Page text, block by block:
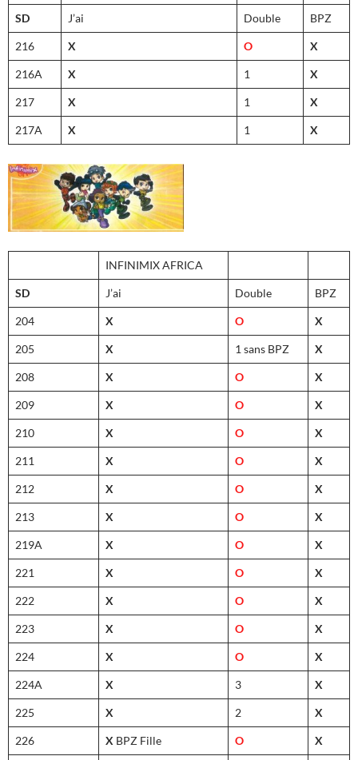
SD J’ai Double BPZ
216 X O X
216A X 1 X
217 X 1 X
217A X 1 X
INFINIMIX AFRICA
SD J’ai Double BPZ
204 X O X
205 X 1 sans BPZ X
208 X O X
209 X O X
210 X O X
211 X O X
212 X O X
213 X O X
219A X O X
221 X O X
222 X O X
223 X O X
224 X O X
224A X 3 X
225 X 2 X
226 X BPZ Fille O X